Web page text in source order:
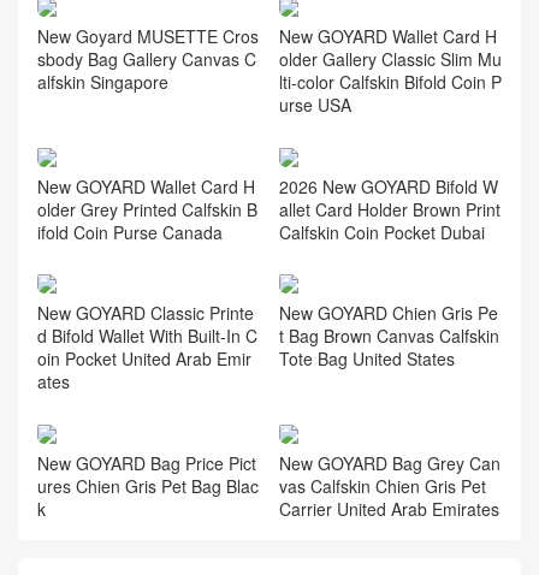
New Goyard MUSETTE Cros
sbody Bag Gallery Canvas C
alfskin Singapore
New GOYARD Wallet Card H
older Gallery Classic Slim Mu
lti-color Calfskin Bifold Coin P
urse USA
New GOYARD Wallet Card H
older Grey Printed Calfskin B
ifold Coin Purse Canada
2026 New GOYARD Bifold W
allet Card Holder Brown Print
Calfskin Coin Pocket Dubai
New GOYARD Classic Printe
d Bifold Wallet With Built-In C
oin Pocket United Arab Emir
ates
New GOYARD Chien Gris Pe
t Bag Brown Canvas Calfskin
Tote Bag United States
New GOYARD Bag Price Pict
ures Chien Gris Pet Bag Blac
k
New GOYARD Bag Grey Can
vas Calfskin Chien Gris Pet
Carrier United Arab Emirates